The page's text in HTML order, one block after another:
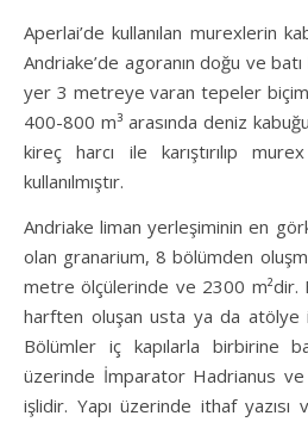
Aperlai’de kullanılan murexlerin
Andriake’de agoranın doğu ve batı
yer 3 metreye varan tepeler
400-800 m³ arasında deniz
kireç harcı ile karıştırılıp
kullanılmıştır.
Andriake liman yerleşiminin en
olan granarium, 8 bölümden
metre ölçülerinde ve 2300 m²dir.
harften oluşan usta ya da atölye
Bölümler iç kapılarla birbirine
üzerinde İmparator Hadrianus ve
işlidir. Yapı üzerinde ithaf yazısı